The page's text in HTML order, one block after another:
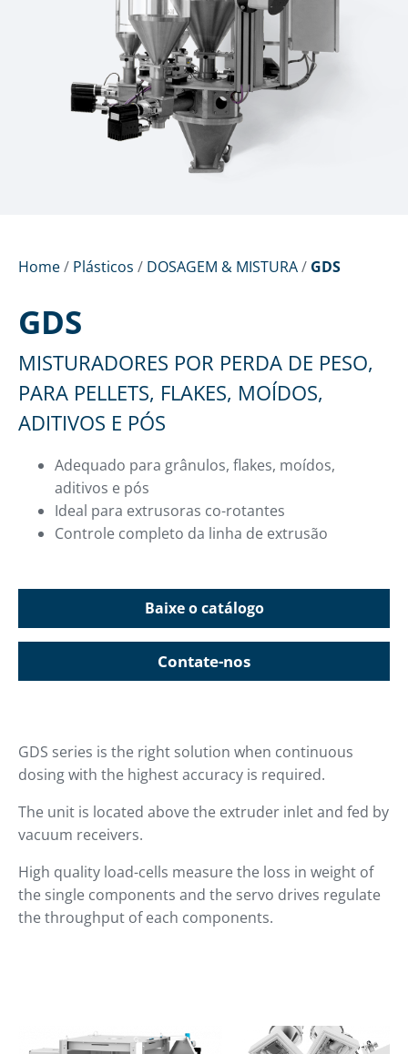
Home/ Plásticos / DOSAGEM & MISTURA/ GDS
GDS
MISTURADORES POR PERDA DE PESO,
PARA PELLETS, FLAKES, MOÍDOS,
ADITIVOS E PÓS
Adequado para grânulos, flakes, moídos,
aditivos e pós
Ideal para extrusoras co-rotantes
Controle completo da linha de extrusão
Baixe o catálogo
Contate-nos
GDS series is the right solution when continuous
dosing with the highest accuracy is required.
The unit is located above the extruder inlet and fed by
vacuum receivers.
High quality load-cells measure the loss in weight of
the single components and the servo drives regulate
the throughput of each components.